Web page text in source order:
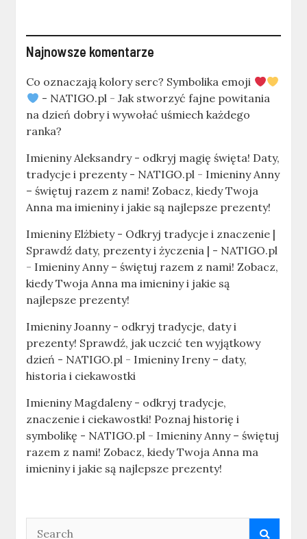
Najnowsze komentarze
Co oznaczają kolory serc? Symbolika emoji
- NATIGO.pl- Jak stworzyć fajne powitania
na dzień dobry i wywołać uśmiech każdego
ranka?
Imieniny Aleksandry - odkryj magię święta! Daty,
tradycje i prezenty - NATIGO.pl - Imieniny Anny
– świętuj razem z nami! Zobacz, kiedy Twoja
Anna ma imieniny i jakie są najlepsze prezenty!
Imieniny Elżbiety - Odkryj tradycje i znaczenie |
Sprawdź daty, prezenty i życzenia | - NATIGO.pl
- Imieniny Anny – świętuj razem z nami! Zobacz,
kiedy Twoja Anna ma imieniny i jakie są
najlepsze prezenty!
Imieniny Joanny - odkryj tradycje, daty i
prezenty! Sprawdź, jak uczcić ten wyjątkowy
dzień - NATIGO.pl - Imieniny Ireny – daty,
historia i ciekawostki
Imieniny Magdaleny - odkryj tradycje,
znaczenie i ciekawostki! Poznaj historię i
symbolikę - NATIGO.pl - Imieniny Anny – świętuj
razem z nami! Zobacz, kiedy Twoja Anna ma
imieniny i jakie są najlepsze prezenty!